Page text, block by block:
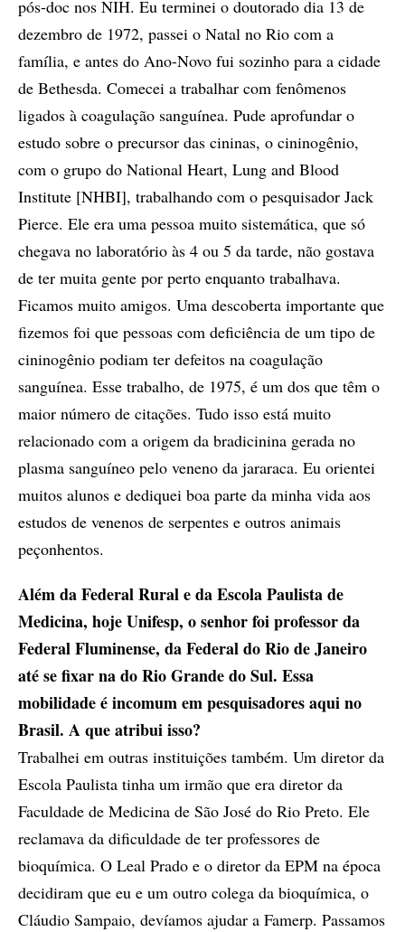
pós-doc nos NIH. Eu terminei o doutorado dia 13 de
dezembro de 1972, passei o Natal no Rio com a
família, e antes do Ano-Novo fui sozinho para a cidade
de Bethesda. Comecei a trabalhar com fenômenos
ligados à coagulação sanguínea. Pude aprofundar o
estudo sobre o precursor das cininas, o cininogênio,
com o grupo do National Heart, Lung and Blood
Institute [NHBI], trabalhando com o pesquisador Jack
Pierce. Ele era uma pessoa muito sistemática, que só
chegava no laboratório às 4 ou 5 da tarde, não gostava
de ter muita gente por perto enquanto trabalhava.
Ficamos muito amigos. Uma descoberta importante que
fizemos foi que pessoas com deficiência de um tipo de
cininogênio podiam ter defeitos na coagulação
sanguínea. Esse trabalho, de 1975, é um dos que têm o
maior número de citações. Tudo isso está muito
relacionado com a origem da bradicinina gerada no
plasma sanguíneo pelo veneno da jararaca. Eu orientei
muitos alunos e dediquei boa parte da minha vida aos
estudos de venenos de serpentes e outros animais
peçonhentos.
Além da Federal Rural e da Escola Paulista de
Medicina, hoje Unifesp, o senhor foi professor da
Federal Fluminense, da Federal do Rio de Janeiro
até se fixar na do Rio Grande do Sul. Essa
mobilidade é incomum em pesquisadores aqui no
Brasil. A que atribui isso?
Trabalhei em outras instituições também. Um diretor da
Escola Paulista tinha um irmão que era diretor da
Faculdade de Medicina de São José do Rio Preto. Ele
reclamava da dificuldade de ter professores de
bioquímica. O Leal Prado e o diretor da EPM na época
decidiram que eu e um outro colega da bioquímica, o
Cláudio Sampaio, devíamos ajudar a Famerp. Passamos